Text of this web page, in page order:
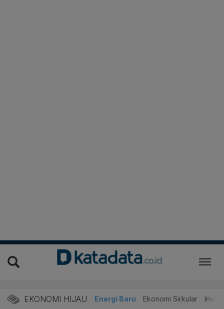
EKONOMI HIJAU Energi Baru Ekonomi Sirkular